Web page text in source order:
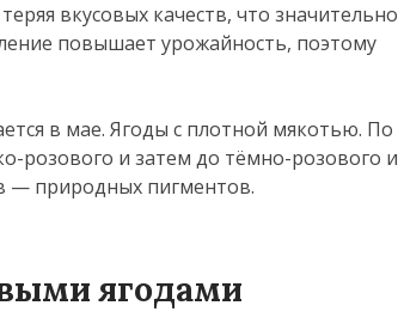
вкусовых качеств, что значительно
повышает урожайность, поэтому
в мае. Ягоды с плотной мякотью. По
розового и затем до тёмно-розового и
— природных пигментов.
ягодами